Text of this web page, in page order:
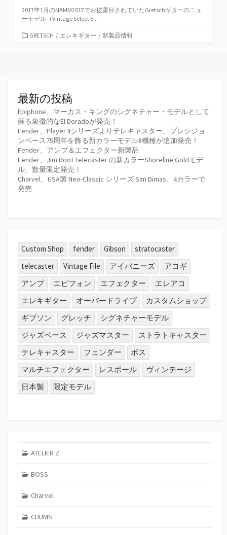
2017年1月のNAMM2017でお披露目されていたGretschギターのニュ
ーモデル（Vintage Select E...
カGRETSCH / エレキギター / 新製品情報
最新の投稿
Epiphone、マーカス・キングのシグネチャー・モデルとして
蘇る象徴的なEl Doradoが発売！
Fender、Player IIシリーズよりテレキャスター、プレシジョ
ンベース75周年を飾る新カラーモデル8機種が追加発売！
Fender、アンプ＆エフェクター新製品
Fender、Jim Root Telecaster の新カラーShoreline Goldモデ
ル、数量限定発売！
Charvel、USA製 Neo-Classic シリーズ San Dimas、4カラーで
発売
Custom Shop fender Gibson
stratocaster
telecaster
Vintage File アイバニーズ
アコギ
アンプ
エピフォン エフェクター
エレアコ
エレキギター
オーバードライブ
カスタムショップ
ギブソン
グレッチ
シグネチャーモデル
ジャズベース
ジャズマスター
ストラトキャスター
テレキャスター
フェンダー
ボス
マルチエフェクター
レスポール
ヴィンテージ
日本製
限定モデル
ATELIER Z
BOSS
Charvel
CHUMS